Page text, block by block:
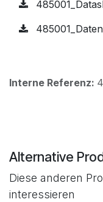
Interne Referenz:
Alternative
Diese anderen
interessieren